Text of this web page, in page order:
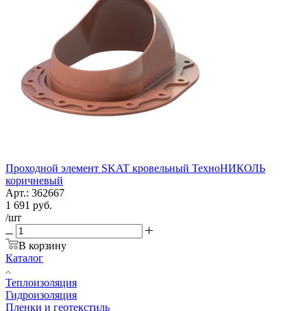
Проходной элемент SKAT кровельный ТехноНИКОЛЬ
коричневый
Арт.: 362667
1 691 руб.
/шт
В корзину
Каталог
Теплоизоляция
Гидроизоляция
Пленки и геотекстиль